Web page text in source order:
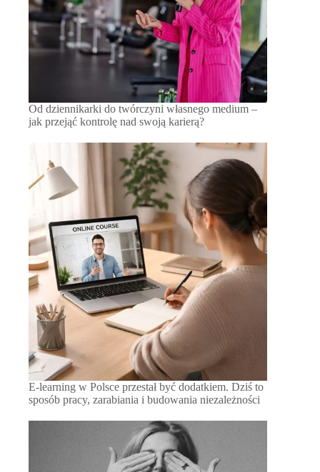
Od dziennikarki do twórczyni własnego medium –
jak przejąć kontrolę nad swoją karierą?
E-learning w Polsce przestał być dodatkiem. Dziś to
sposób pracy, zarabiania i budowania niezależności